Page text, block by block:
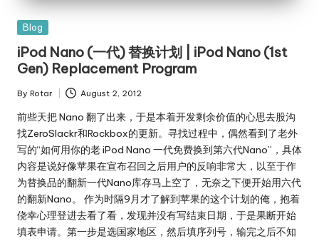
Posted
Blog
iPod Nano (一代) 替换计划 | iPod Nano (1st
Gen) Replacement Program
Posted
by
By Rotar August 2, 2012
前些天把 Nano 翻了出来，于是本着开发剩余价值的心思去股沟
找ZeroSlackr和Rockbox的更新。寻找过程中，偶然看到了老外
写的“如何用你的老 iPod Nano 一代免费换到第六代Nano”，具体
内容是说好像苹果在宣布召回之后用户的反响非常大，以至于作
为替换品的翻新一代Nano库存马上空了，无奈之下便开始用六代
的翻新Nano。 作为时隔9月才了解到苹果的这个计划的俺，抱着
侥幸心理登进去看了看，发现并没有写结束日期，于是果断开始
填表申请。第一步是选国家地区，然后填序列号，输完之后不知